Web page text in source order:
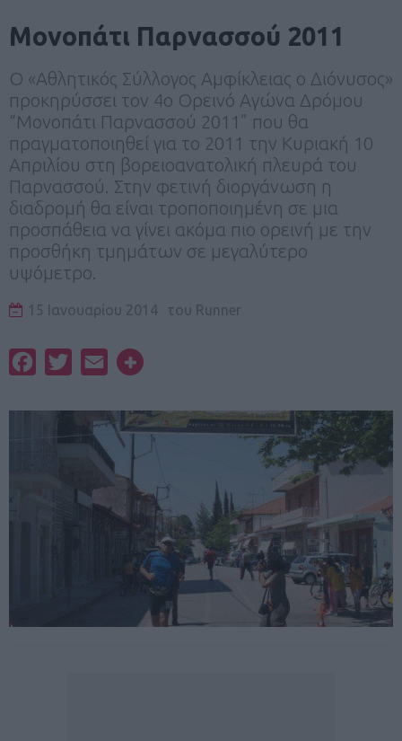
Μονοπάτι Παρνασσού 2011
Ο «Αθλητικός Σύλλογος Αμφίκλειας o Διόνυσος»
προκηρύσσει τον 4ο Ορεινό Αγώνα Δρόμου
“Μονοπάτι Παρνασσού 2011” που θα
πραγματοποιηθεί για το 2011 την Κυριακή 10
Απριλίου στη βορειοανατολική πλευρά του
Παρνασσού. Στην φετινή διοργάνωση η
διαδρομή θα είναι τροποποιημένη σε μια
προσπάθεια να γίνει ακόμα πιο ορεινή με την
προσθήκη τμημάτων σε μεγαλύτερο
υψόμετρο.
15 Ιανουαρίου 2014 του Runner
FacebookTwitterEmail